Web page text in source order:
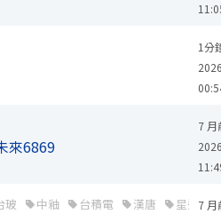
1分
7 月
來6869
玻 中釉 台積電 漢唐 星通7 月